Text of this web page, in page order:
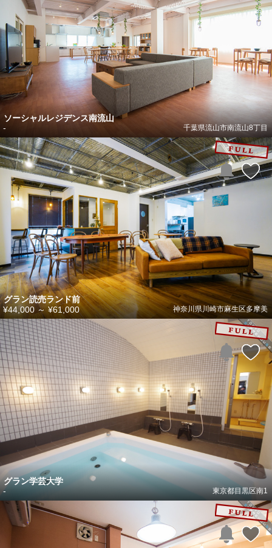
ソーシャルレジデンス南流山
千葉県流山市南流山8丁目
-
グラン読売ランド前
神奈川県川崎市麻生区多摩美
¥44,000 ～¥61,000
グラン学芸大学
東京都目黒区南1
-